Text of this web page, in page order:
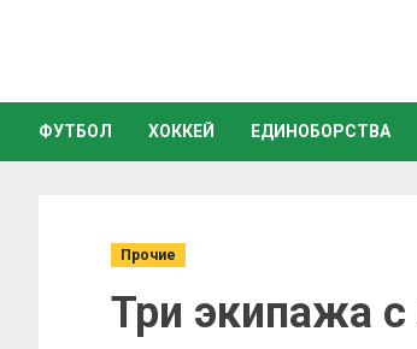
ФУТБОЛ ХОККЕЙ ЕДИНОБОРСТВА
Прочие
Три экипажа